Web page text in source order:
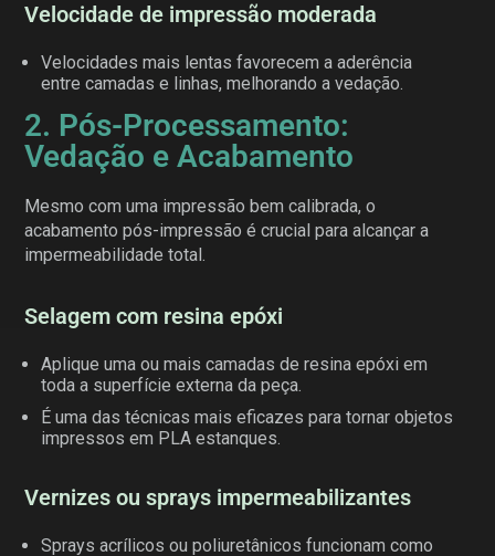
Velocidade de impressão moderada
Velocidades mais lentas favorecem a aderência
entre camadas e linhas, melhorando a vedação.
2. Pós-Processamento:
Vedação e Acabamento
Mesmo com uma impressão bem calibrada, o
acabamento pós-impressão é crucial para alcançar a
impermeabilidade total.
Selagem com resina epóxi
Aplique uma ou mais camadas de resina epóxi em
toda a superfície externa da peça.
É uma das técnicas mais eficazes para tornar objetos
impressos em PLA estanques.
Vernizes ou sprays impermeabilizantes
Sprays acrílicos ou poliuretânicos funcionam como